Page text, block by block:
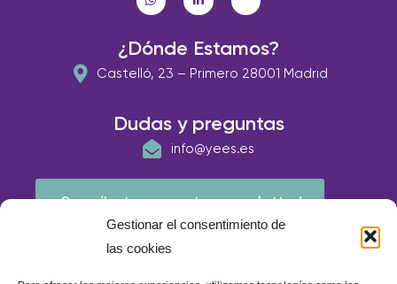
Gestionar el consentimiento de
las cookies
¿Dónde Estamos?
Castelló, 23 – Primero 28001 Madrid
Dudas y preguntas
info@yees.es
¡Suscríbete a nuestra newsletter!